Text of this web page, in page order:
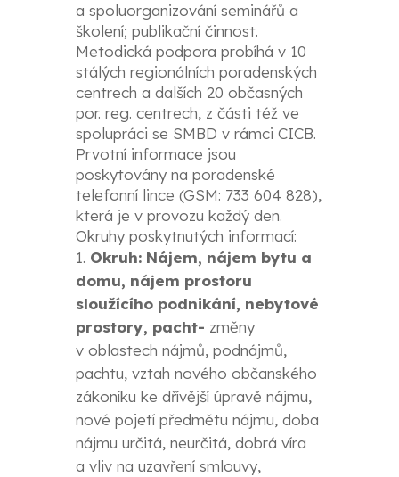
a spoluorganizování seminářů a
školení; publikační činnost.
Metodická podpora probíhá v 10
stálých regionálních poradenských
centrech a dalších 20 občasných
por. reg. centrech, z části též ve
spolupráci se SMBD v rámci CICB.
Prvotní informace jsou
poskytovány na poradenské
telefonní lince (GSM: 733 604 828),
která je v provozu každý den.
Okruhy poskytnutých informací:
Okruh: Nájem, nájem bytu a
domu, nájem prostoru
sloužícího podnikání, nebytové
prostory, pacht- změny
v oblastech nájmů, podnájmů,
pachtu, vztah nového občanského
zákoníku ke dřívější úpravě nájmu,
nové pojetí předmětu nájmu, doba
nájmu určitá, neurčitá, dobrá víra
a vliv na uzavření smlouvy,